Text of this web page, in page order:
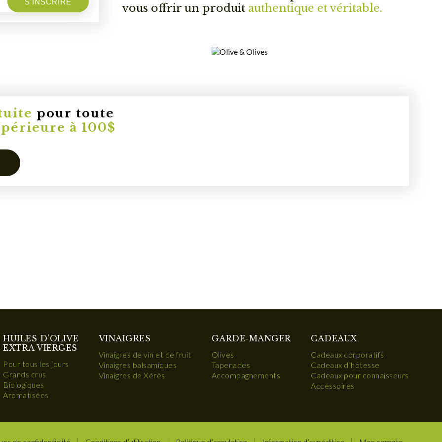
vous offrir un produit authentique et véritable.
pour toute
à 100$
HUILES D’OLIVE
EXTRA VIERGES
Pour tous les jours
Grands crus
Biologiques
Aromatisées
VINAIGRES
Vinaigres de vin et de fruit
Vinaigres balsamiques
Vinaigres de Xérès
GARDE-MANGER
Olives
Tapenades
Accompagnements
CADEAUX
Cadeaux corporatifs
Cadeaux d’hôtesse
Cadeaux pour connaisseurs
Accessoires